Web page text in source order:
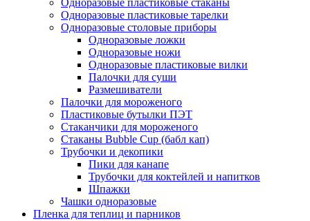
Одноразовые пластиковые стаканы
Одноразовые пластиковые тарелки
Одноразовые столовые приборы
Одноразовые ложки
Одноразовые ножи
Одноразовые пластиковые вилки
Палочки для суши
Размешиватели
Палочки для мороженого
Пластиковые бутылки ПЭТ
Стаканчики для мороженого
Стаканы Bubble Cup (бабл кап)
Трубочки и декопики
Пики для канапе
Трубочки для коктейлей и напитков
Шпажки
Чашки одноразовые
Пленка для теплиц и парников